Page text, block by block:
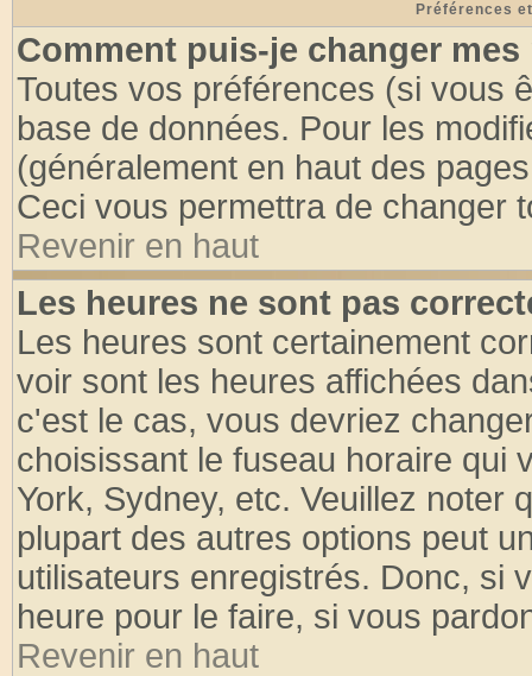
Préférences
Comment puis-je changer mes
Toutes vos préférences (si vous
base de données. Pour les
(généralement en haut des
Ceci vous permettra de changer
Revenir en haut
Les heures ne sont pas
Les heures sont certainement
voir sont les heures affichées
c'est le cas, vous devriez
choisissant le fuseau horaire qui
York, Sydney, etc. Veuillez noter
plupart des autres options peut
utilisateurs enregistrés. Donc, si
heure pour le faire, si vous
Revenir en haut